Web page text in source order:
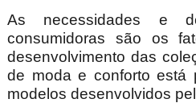
As necessidades e
consumidoras são os
desenvolvimento das
de moda e conforto está
modelos desenvolvidos